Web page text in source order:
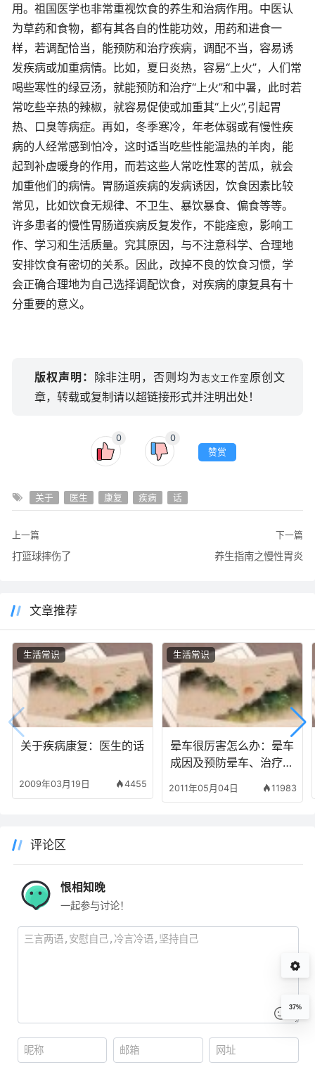
用。祖国医学也非常重视饮食的养生和治病作用。中医认
为草药和食物，都有其各自的性能功效，用药和进食一
样，若调配恰当，能预防和治疗疾病，调配不当，容易诱
发疾病或加重病情。比如，夏日炎热，容易“上火”，人们常
喝些寒性的绿豆汤，就能预防和治疗“上火”和中暑，此时若
常吃些辛热的辣椒，就容易促使或加重其“上火”,引起胃
热、口臭等病症。再如，冬季寒冷，年老体弱或有慢性疾
病的人经常感到怕冷，这时适当吃些性能温热的羊肉，能
起到补虚暖身的作用，而若这些人常吃性寒的苦瓜，就会
加重他们的病情。胃肠道疾病的发病诱因，饮食因素比较
常见，比如饮食无规律、不卫生、暴饮暴食、偏食等等。
许多患者的慢性胃肠道疾病反复发作，不能痊愈，影响工
作、学习和生活质量。究其原因，与不注意科学、合理地
安排饮食有密切的关系。因此，改掉不良的饮食习惯，学
会正确合理地为自己选择调配饮食，对疾病的康复具有十
分重要的意义。
版权声明： 除非注明，否则均为志文工作室 原创文
章，转载或复制请以超链接形式并注明出处！
0
0
赞赏
关于 医生 康复 疾病 话
上一篇
打篮球摔伤了
下一篇
养生指南之慢性胃炎
文章推荐
关于疾病康复：医生的话
2009年03月19日 4455
生活常识
晕车很厉害怎么办：晕车
成因及预防晕车、治疗晕
2011年05月04日 11983
生活常识
评论区
恨相知晚
一起参与讨论！
37%